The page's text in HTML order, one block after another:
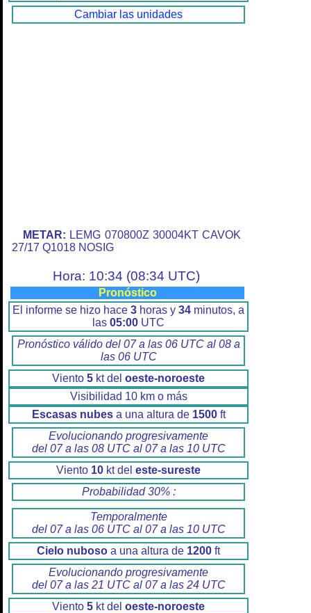
Cambiar las unidades
METAR: LEMG 070800Z 30004KT CAVOK
27/17 Q1018 NOSIG
Hora: 10:34 (08:34 UTC)
Pronóstico
El informe se hizo hace 3 horas y 34 minutos, a
las 05:00 UTC
Pronóstico válido del 07 a las 06 UTC al 08 a
las 06 UTC
Viento 5 kt del oeste-noroeste
Visibilidad 10 km o más
Escasas nubesa una altura de 1500ft
Evolucionando progresivamente
del 07 a las 08 UTC al 07 a las 10 UTC
Viento 10 kt del este-sureste
Probabilidad 30% :
Temporalmente
del 07 a las 06 UTC al 07 a las 10 UTC
Cielo nuboso a una altura de 1200 ft
Evolucionando progresivamente
del 07 a las 21 UTC al 07 a las 24 UTC
Viento 5 kt del oeste-noroeste